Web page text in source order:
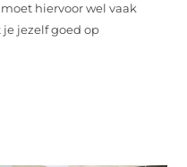
hiervoor wel vaak
jezelf goed op